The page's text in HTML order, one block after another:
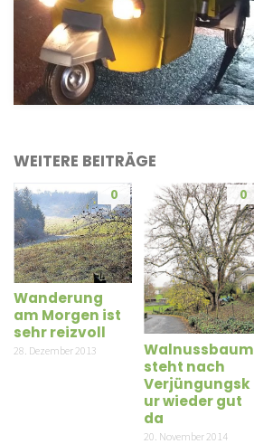
WEITERE BEITRÄGE
0
Wanderung
am Morgen ist
sehr reizvoll
28. Dezember 2013
0
Walnussbaum
steht nach
Verjüngungsk
ur wieder gut
da
20. November 2014